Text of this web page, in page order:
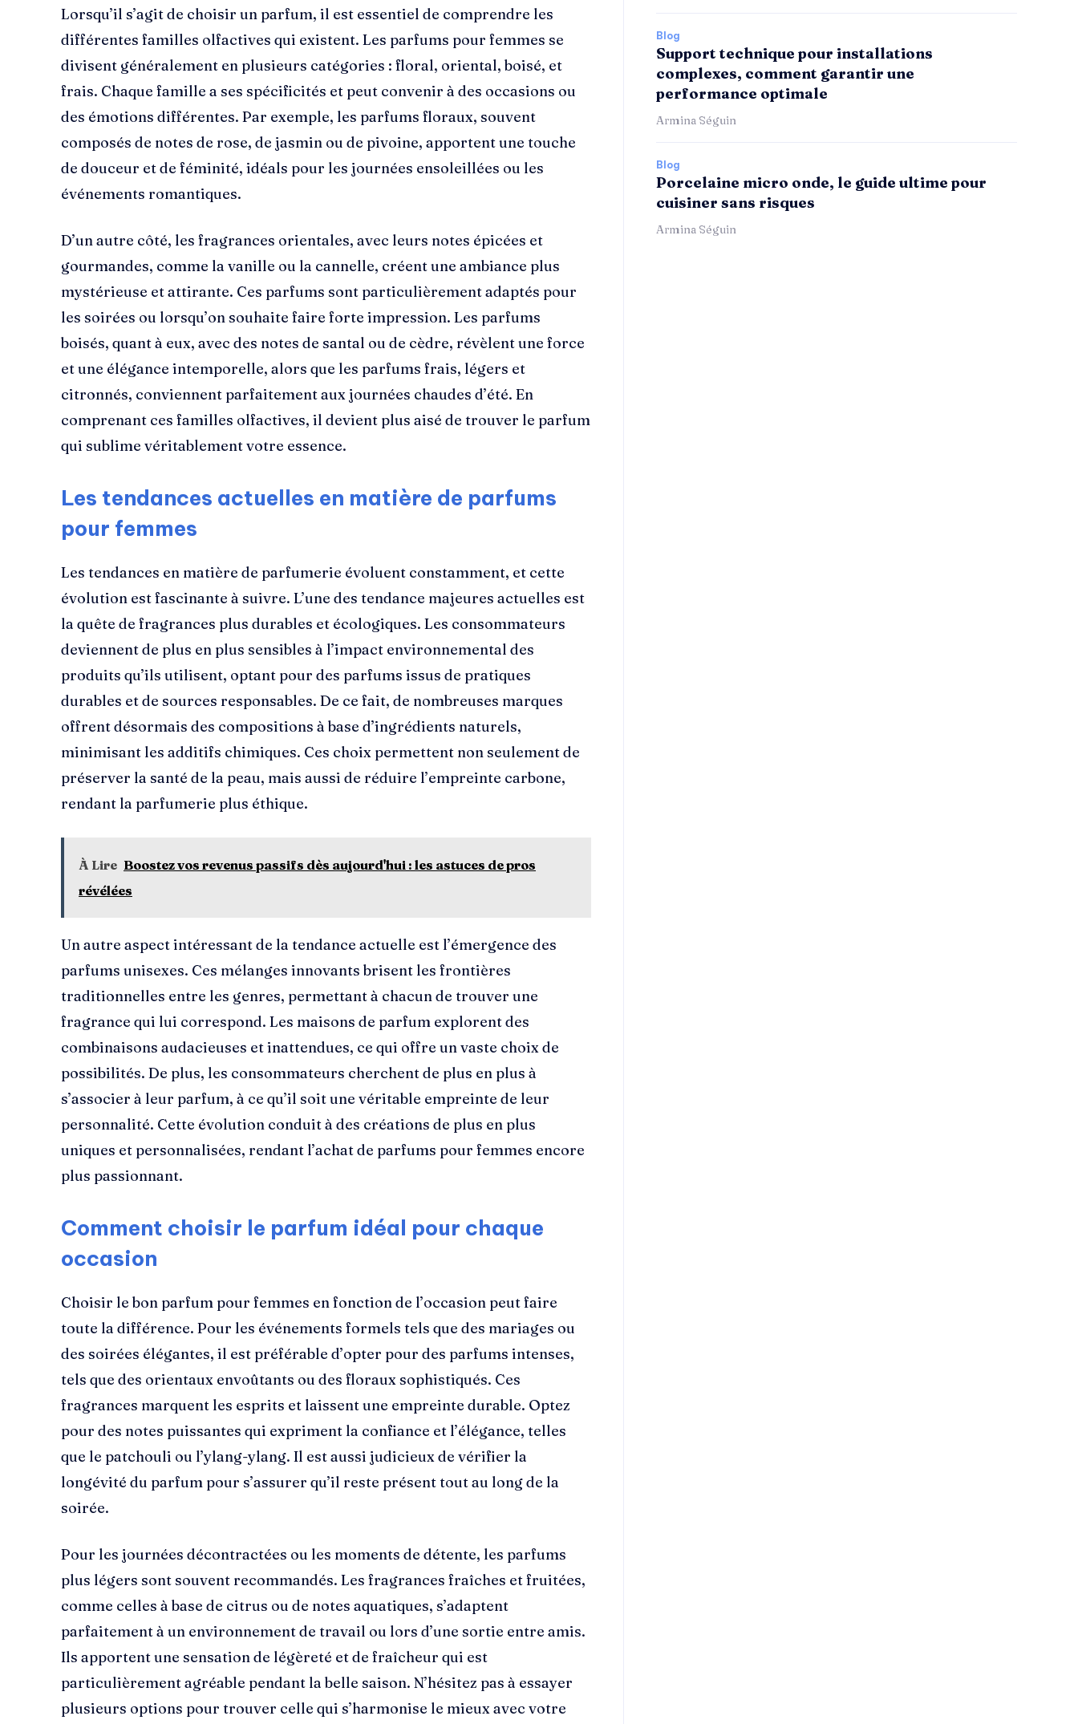
Lorsqu’il s’agit de choisir un parfum, il est essentiel de comprendre les
différentes familles olfactives qui existent. Les parfums pour femmes se
divisent généralement en plusieurs catégories : floral, oriental, boisé, et
frais. Chaque famille a ses spécificités et peut convenir à des occasions ou
des émotions différentes. Par exemple, les parfums floraux, souvent
composés de notes de rose, de jasmin ou de pivoine, apportent une touche
de douceur et de féminité, idéals pour les journées ensoleillées ou les
événements romantiques.
D’un autre côté, les fragrances orientales, avec leurs notes épicées et
gourmandes, comme la vanille ou la cannelle, créent une ambiance plus
mystérieuse et attirante. Ces parfums sont particulièrement adaptés pour
les soirées ou lorsqu’on souhaite faire forte impression. Les parfums
boisés, quant à eux, avec des notes de santal ou de cèdre, révèlent une force
et une élégance intemporelle, alors que les parfums frais, légers et
citronnés, conviennent parfaitement aux journées chaudes d’été. En
comprenant ces familles olfactives, il devient plus aisé de trouver le parfum
qui sublime véritablement votre essence.
Les tendances actuelles en matière de parfums
pour femmes
Les tendances en matière de parfumerie évoluent constamment, et cette
évolution est fascinante à suivre. L’une des tendance majeures actuelles est
la quête de fragrances plus durables et écologiques. Les consommateurs
deviennent de plus en plus sensibles à l’impact environnemental des
produits qu’ils utilisent, optant pour des parfums issus de pratiques
durables et de sources responsables. De ce fait, de nombreuses marques
offrent désormais des compositions à base d’ingrédients naturels,
minimisant les additifs chimiques. Ces choix permettent non seulement de
préserver la santé de la peau, mais aussi de réduire l’empreinte carbone,
rendant la parfumerie plus éthique.
À Lire Boostez vos revenus passifs dès aujourd'hui : les astuces de pros
révélées
Un autre aspect intéressant de la tendance actuelle est l’émergence des
parfums unisexes. Ces mélanges innovants brisent les frontières
traditionnelles entre les genres, permettant à chacun de trouver une
fragrance qui lui correspond. Les maisons de parfum explorent des
combinaisons audacieuses et inattendues, ce qui offre un vaste choix de
possibilités. De plus, les consommateurs cherchent de plus en plus à
s’associer à leur parfum, à ce qu’il soit une véritable empreinte de leur
personnalité. Cette évolution conduit à des créations de plus en plus
uniques et personnalisées, rendant l’achat de parfums pour femmes encore
plus passionnant.
Comment choisir le parfum idéal pour chaque
occasion
Choisir le bon parfum pour femmes en fonction de l’occasion peut faire
toute la différence. Pour les événements formels tels que des mariages ou
des soirées élégantes, il est préférable d’opter pour des parfums intenses,
tels que des orientaux envoûtants ou des floraux sophistiqués. Ces
fragrances marquent les esprits et laissent une empreinte durable. Optez
pour des notes puissantes qui expriment la confiance et l’élégance, telles
que le patchouli ou l’ylang-ylang. Il est aussi judicieux de vérifier la
longévité du parfum pour s’assurer qu’il reste présent tout au long de la
soirée.
Pour les journées décontractées ou les moments de détente, les parfums
plus légers sont souvent recommandés. Les fragrances fraîches et fruitées,
comme celles à base de citrus ou de notes aquatiques, s’adaptent
parfaitement à un environnement de travail ou lors d’une sortie entre amis.
Ils apportent une sensation de légèreté et de fraîcheur qui est
particulièrement agréable pendant la belle saison. N’hésitez pas à essayer
plusieurs options pour trouver celle qui s’harmonise le mieux avec votre
Blog
Support technique pour installations
complexes, comment garantir une
performance optimale
Armina Séguin
Blog
Porcelaine micro onde, le guide ultime pour
cuisiner sans risques
Armina Séguin